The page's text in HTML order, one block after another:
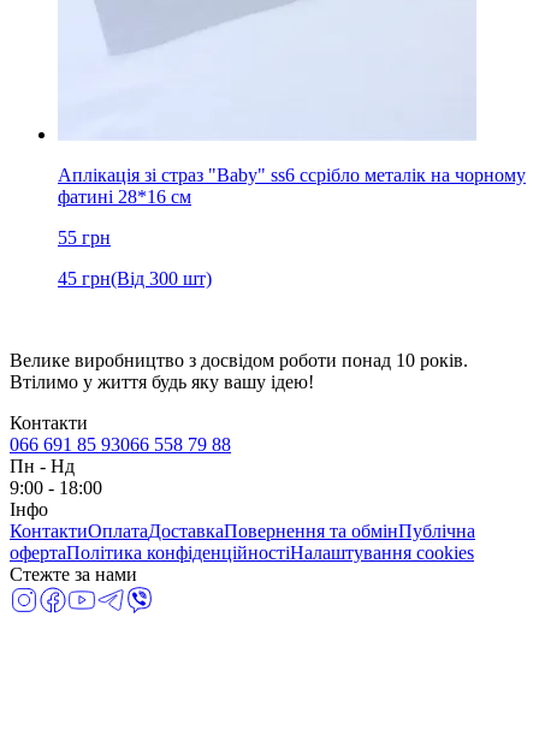
Аплікація зі страз "Baby" ss6 cсрібло металік на чорному
фатині 28*16 см
55 грн
45 грн(Від 300 шт)
Велике виробництво з досвідом роботи понад 10 років.
Втілимо у життя будь яку вашу ідею!
Контакти
066 691 85 93066 558 79 88
Пн - Нд
9:00 - 18:00
Інфо
КонтактиОплатаДоставкаПовернення та обмінПублічна
офертаПолітика конфіденційностіНалаштування cookies
Стежте за нами